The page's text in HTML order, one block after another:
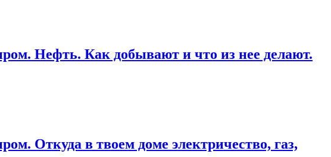
Нефть. Как добывают и что из нее делают.
Откуда в твоем доме электричество, газ,